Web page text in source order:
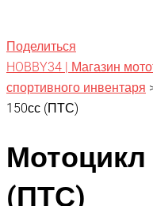
Поделиться
HOBBY34 | Магазин
спортивного инвентаря
150сс (ПТС)
Мотоцикл
(ПТС)